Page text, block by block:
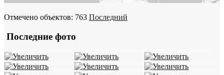
Отмечено объектов: 763 Последний
Последние фото